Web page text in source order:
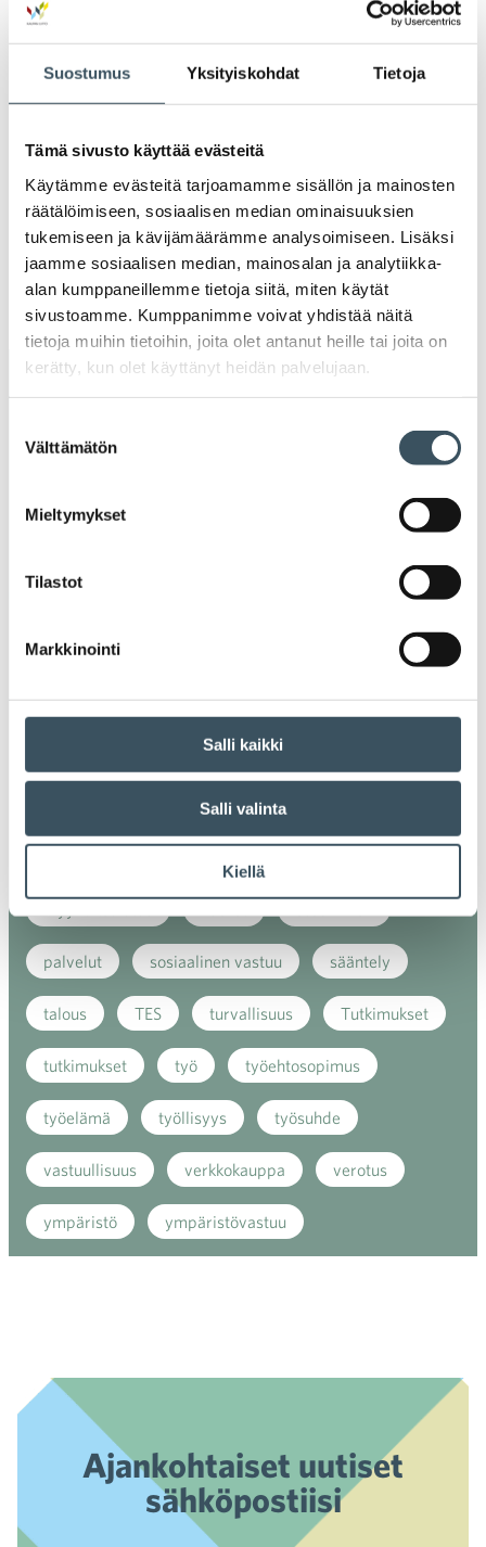
Suostumus Yksityiskohdat Tietoja
Tämä sivusto käyttää evästeitä
Käytämme evästeitä tarjoamamme sisällön ja mainosten
räätälöimiseen, sosiaalisen median ominaisuuksien
tukemiseen ja kävijämäärämme analysoimiseen. Lisäksi
jaamme sosiaalisen median, mainosalan ja analytiikka-
alan kumppaneillemme tietoja siitä, miten käytät
sivustoamme. Kumppanimme voivat yhdistää näitä
tietoja muihin tietoihin, joita olet antanut heille tai joita on
kerätty, kun olet käyttänyt heidän palvelujaan.
valinta
Välttämätön
Mieltymykset
Tilastot
Markkinointi
Salli kaikki
Salli valinta
Kiellä
2022
2021
2019
2018
2017
Avainsanat
alv arvonlisävero
kansainvälinen verkkokauppa
kaupan näkymät kauppa kemikaalit
koronavirus
kuluttajat kuluttajien luottamus
palvelut sosiaalinen vastuu sääntely
talous TES turvallisuus Tutkimukset
tutkimukset työ työehtosopimus
työelämä työllisyys työsuhde
vastuullisuus verkkokauppa verotus
ympäristö ympäristövastuu
Ajankohtaiset uutiset
sähköpostiisi